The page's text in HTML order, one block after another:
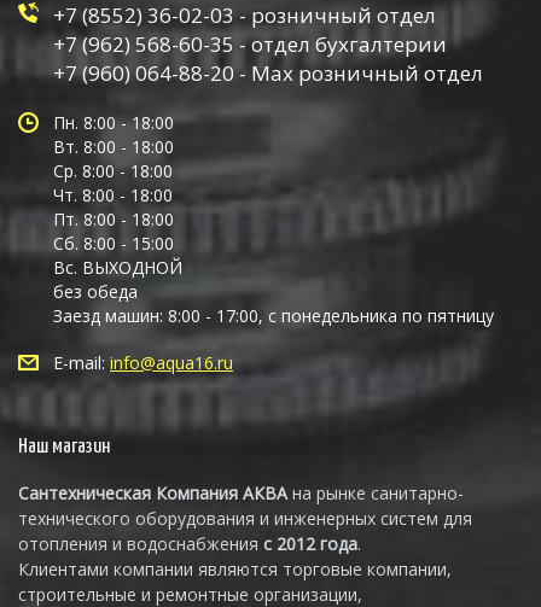
+7 (8552) 36-02-03 - розничный отдел
+7 (962) 568-60-35 - отдел бухгалтерии
+7 (960) 064-88-20 - Max розничный отдел
Пн. 8:00 - 18:00
Вт. 8:00 - 18:00
Ср. 8:00 - 18:00
Чт. 8:00 - 18:00
Пт. 8:00 - 18:00
Сб. 8:00 - 15:00
Вс. ВЫХОДНОЙ
без обеда
Заезд машин: 8:00 - 17:00, с понедельника по пятницу
E-mail: info@aqua16.ru
Наш магазин
Сантехническая Компания АКВАна рынке санитарно-
технического оборудования и инженерных систем для
отопления и водоснабжения с 2012 года.
Клиентами компании являются торговые компании,
строительные и ремонтные организации,